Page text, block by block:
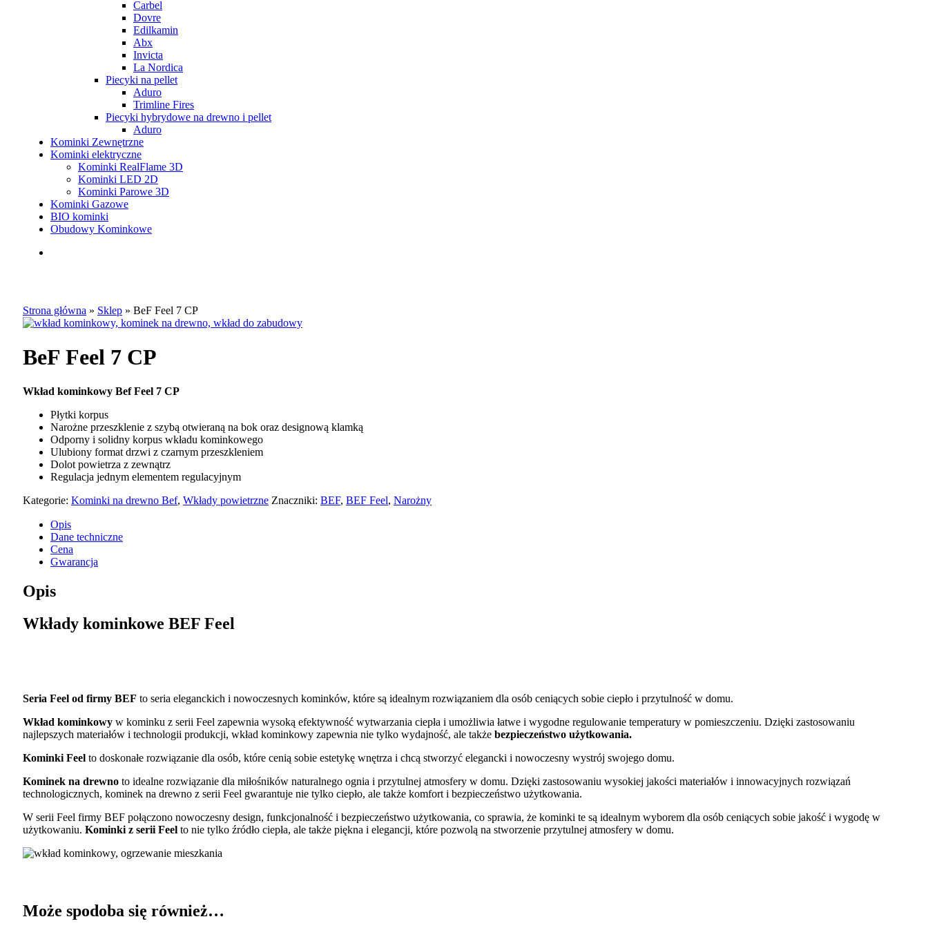
Carbel
Dovre
Edilkamin
Abx
Invicta
La Nordica
Piecyki na pellet
Aduro
Trimline Fires
Piecyki hybrydowe na drewno i pellet
Aduro
Kominki Zewnętrzne
Kominki elektryczne
Kominki RealFlame 3D
Kominki LED 2D
Kominki Parowe 3D
Kominki Gazowe
BIO kominki
Obudowy Kominkowe
Strona główna » Sklep » BeF Feel 7 CP
BeF Feel 7 CP
Wkład kominkowy Bef Feel 7 CP
Płytki korpus
Narożne przeszklenie z szybą otwieraną na bok oraz designową klamką
Odporny i solidny korpus wkładu kominkowego
Ulubiony format drzwi z czarnym przeszkleniem
Dolot powietrza z zewnątrz
Regulacja jednym elementem regulacyjnym
Kategorie: Kominki na drewno Bef, Wkłady powietrzne Znaczniki: BEF, BEF Feel, Narożny
Opis
Dane techniczne
Cena
Gwarancja
Opis
Wkłady kominkowe BEF Feel
Seria Feel od firmy BEF to seria eleganckich i nowoczesnych kominków, które są idealnym rozwiązaniem dla osób ceniących sobie ciepło i przytulność w domu.
Wkład kominkowy w kominku z serii Feel zapewnia wysoką efektywność wytwarzania ciepła i umożliwia łatwe i wygodne regulowanie temperatury w pomieszczeniu. Dzięki zastosowaniu
najlepszych materiałów i technologii produkcji, wkład kominkowy zapewnia nie tylko wydajność, ale także bezpieczeństwo użytkowania.
Kominki Feel to doskonałe rozwiązanie dla osób, które cenią sobie estetykę wnętrza i chcą stworzyć elegancki i nowoczesny wystrój swojego domu.
Kominek na drewno to idealne rozwiązanie dla miłośników naturalnego ognia i przytulnej atmosfery w domu. Dzięki zastosowaniu wysokiej jakości materiałów i innowacyjnych rozwiązań
technologicznych, kominek na drewno z serii Feel gwarantuje nie tylko ciepło, ale także komfort i bezpieczeństwo użytkowania.
W serii Feel firmy BEF połączono nowoczesny design, funkcjonalność i bezpieczeństwo użytkowania, co sprawia, że kominki te są idealnym wyborem dla osób ceniących sobie jakość i wygodę w
użytkowaniu. Kominki z serii Feel to nie tylko źródło ciepła, ale także piękna i elegancji, które pozwolą na stworzenie przytulnej atmosfery w domu.
Może spodoba się również…